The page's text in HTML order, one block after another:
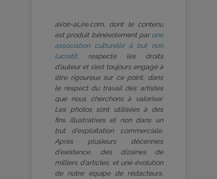
aVoir-aLire.com, dont le contenu
est produit bénévolement par une
association culturelle à but non
lucratif, respecte les droits
d’auteur et s’est toujours engagé à
être rigoureux sur ce point, dans
le respect du travail des artistes
que nous cherchons à valoriser.
Les photos sont utilisées à des
fins illustratives et non dans un
but d’exploitation commerciale.
Après plusieurs décennies
d’existence, des dizaines de
milliers d’articles, et une évolution
de notre équipe de rédacteurs,